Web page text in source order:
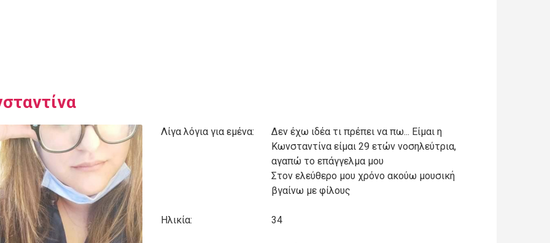
Λίγα λόγια για εμένα:
Δεν έχω ιδέα τι πρέπει να πω... Είμαι η
Κωνσταντίνα είμαι 29 ετών νοσηλεύτρια,
αγαπώ το επάγγελμα μου
Στον ελεύθερο μου χρόνο ακούω μουσική
βγαίνω με φίλους
Ηλικία: 34